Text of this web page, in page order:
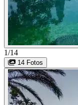
1/14
14 Fotos